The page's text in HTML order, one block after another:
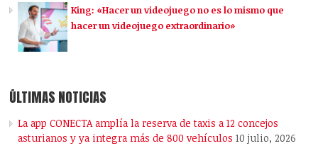
King: «Hacer un videojuego no es lo mismo que
hacer un videojuego extraordinario»
ÚLTIMAS NOTICIAS
La app CONECTA amplía la reserva de taxis a 12 concejos
asturianos y ya integra más de 800 vehículos 10 julio, 2026